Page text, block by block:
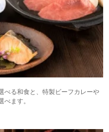
べる和食と、特製ビーフカレーや
ます。